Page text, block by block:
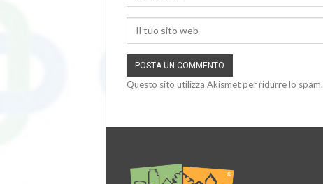
Questo sito utilizza Akismet per ridurre lo spam.